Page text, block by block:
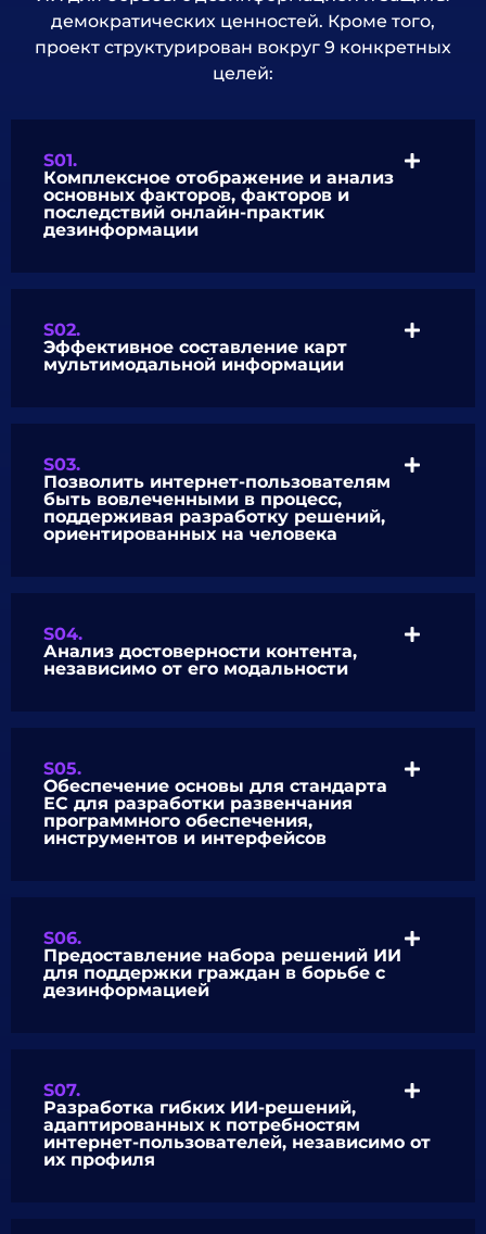
демократических ценностей. Кроме того,
проект структурирован вокруг 9 конкретных
целей:
S01.
Комплексное отображение и анализ
основных факторов, факторов и
последствий онлайн-практик
дезинформации
S02.
Эффективное составление карт
мультимодальной информации
S03.
Позволить интернет-пользователям
быть вовлеченными в процесс,
поддерживая разработку решений,
ориентированных на человека
S04.
Анализ достоверности контента,
независимо от его модальности
S05.
Обеспечение основы для стандарта
ЕС для разработки развенчания
программного обеспечения,
инструментов и интерфейсов
S06.
Предоставление набора решений ИИ
для поддержки граждан в борьбе с
дезинформацией
S07.
Разработка гибких ИИ-решений,
адаптированных к потребностям
интернет-пользователей, независимо от
их профиля